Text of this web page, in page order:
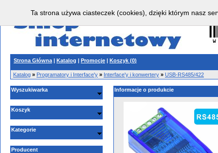
Strona Główna | Katalog | Promocje | Koszyk (0)
Katalog » Programatory i Interface'y » Interface'y i konwertery » USB-RS485/422
Wyszukiwarka
Koszyk
Kategorie
Producent
Informacje o produkcie
Ta strona używa ciasteczek (cookies), dzięki którym nasz